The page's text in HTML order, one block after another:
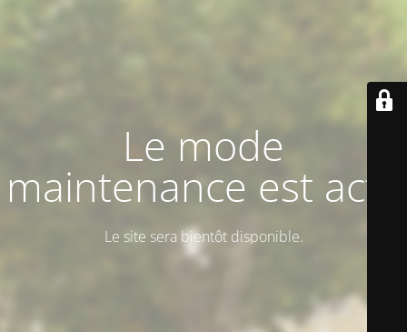
Le mode
maintenance est actif
Le site sera bientôt disponible.